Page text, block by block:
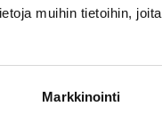
muihin tietoihin, joita
Markkinointi